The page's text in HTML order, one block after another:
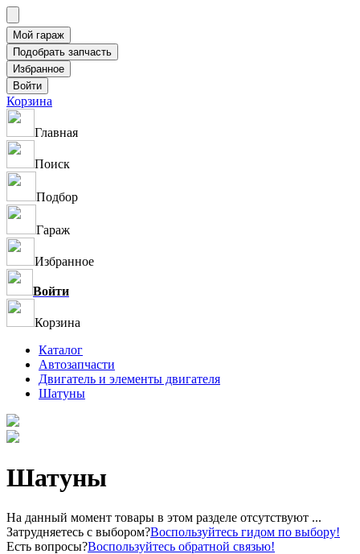
Корзина
Главная
Поиск
Подбор
Гараж
Избранное
Войти
Корзина
Каталог
Автозапчасти
Двигатель и элементы двигателя
Шатуны
Шатуны
На данный момент товары в этом разделе отсутствуют ...
Затрудняетесь с выбором?Воспользуйтесь гидом по выбору!
Есть вопросы?Воспользуйтесь обратной связью!